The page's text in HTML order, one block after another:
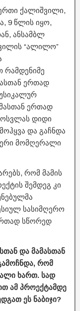
ქალიშვილი,
9 წლის იყო,
ანსამბლ
“ალილო”
ერთად
ერთად
დიდი
და გაჩნდა
მომღერალი
რომ მამის
შემდეგ კი
სასიმღერო
სწორედ
და მამასთან
რომ
ხართ. სად
ამ პროექტამდე
ეს ნაბიჯი?